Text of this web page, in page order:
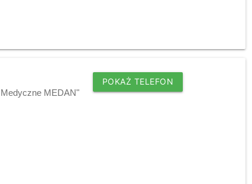
MEDAN"
POKAŻ TELEFON